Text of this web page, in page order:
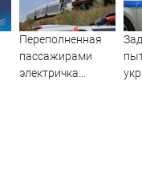
Переполненная
пассажирами
электричка